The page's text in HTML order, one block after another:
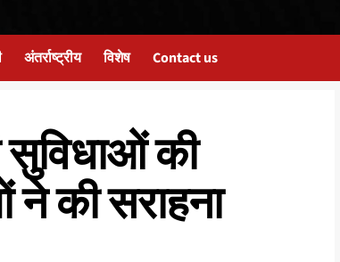
अंतर्राष्ट्रीय विशेष Contact us
सुविधाओं की
ने की सराहना